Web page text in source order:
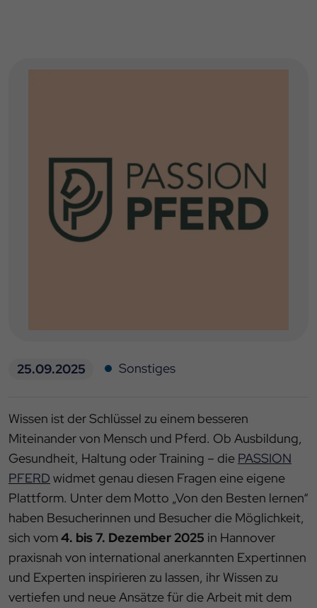
25.09.2025 Sonstiges
Wissen ist der Schlüssel zu einem besseren
Miteinander von Mensch und Pferd. Ob Ausbildung,
Gesundheit, Haltung oder Training – die PASSION
PFERD widmet genau diesen Fragen eine eigene
Plattform. Unter dem Motto „Von den Besten lernen“
haben Besucherinnen und Besucher die Möglichkeit,
sich vom4. bis 7. Dezember 2025 in Hannover
praxisnah von international anerkannten Expertinnen
und Experten inspirieren zu lassen, ihr Wissen zu
vertiefen und neue Ansätze für die Arbeit mit dem